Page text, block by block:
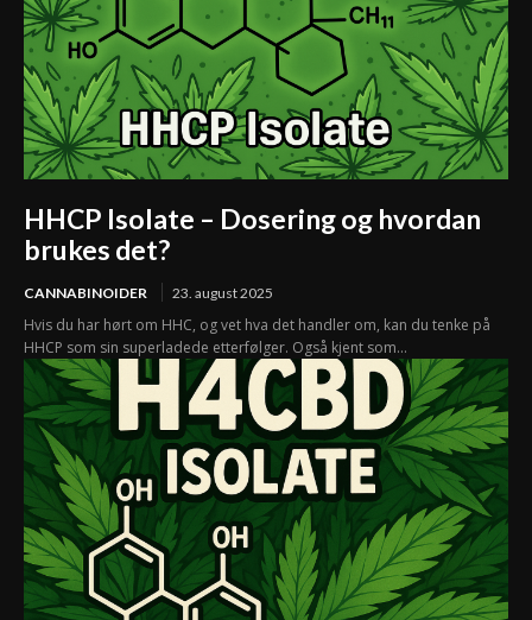
HHCP Isolate – Dosering og hvordan
brukes det?
CANNABINOIDER 23. august 2025
Hvis du har hørt om HHC, og vet hva det handler om, kan du tenke på
HHCP som sin superladede etterfølger. Også kjent som...